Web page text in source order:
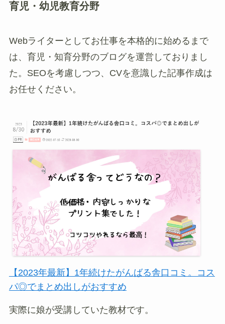
育児・幼児教育分野
Webライターとしてお仕事を本格的に始めるまで
は、育児・知育分野のブログを運営しておりまし
た。SEOを考慮しつつ、CVを意識した記事作成は
お任せください。
【2023年最新】1年続けたがんばる舎口コミ。コス
パ◎でまとめ出しがおすすめ
実際に娘が受講していた教材です。